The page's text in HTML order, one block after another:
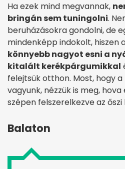
Ha ezek mind megvannak,
bringán sem tuningolni.
beruházásokra gondolni, de
mindenképp indokolt, hiszen
könnyebb nagyot esni a
kitalált kerékpárgumikkal
felejtsük otthon. Most, hogy
vagyunk, nézzük is meg,
szépen felszerelkezve az
Balaton